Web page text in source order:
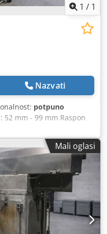
1 / 1
Nazvati
potpuno
52 mm - 99 mm Raspon
500 kom/min
Alat dostupan za cca: 73
Mali oglasi